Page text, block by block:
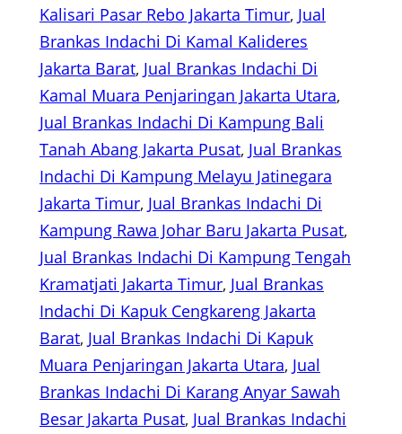
Kalisari Pasar Rebo Jakarta Timur, Jual
Brankas Indachi Di Kamal Kalideres
Jakarta Barat, Jual Brankas Indachi Di
Kamal Muara Penjaringan Jakarta Utara
Jual Brankas Indachi Di Kampung Bali
Tanah Abang Jakarta Pusat, Jual Brankas
Indachi Di Kampung Melayu Jatinegara
Jakarta Timur, Jual Brankas Indachi Di
Kampung Rawa Johar Baru Jakarta Pusat
Jual Brankas Indachi Di Kampung Tengah
Kramatjati Jakarta Timur, Jual Brankas
Indachi Di Kapuk Cengkareng Jakarta
Barat, Jual Brankas Indachi Di Kapuk
Muara Penjaringan Jakarta Utara, Jual
Brankas Indachi Di Karang Anyar Sawah
Besar Jakarta Pusat, Jual Brankas Indachi